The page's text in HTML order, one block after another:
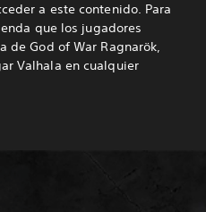
a este contenido. Para
que los jugadores
de God of War Ragnarök,
Valhala en cualquier